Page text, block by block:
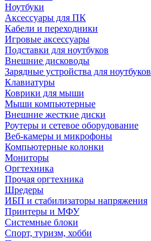
Ноутбуки
Аксессуары для ПК
Кабели и переходники
Игровые аксессуары
Подставки для ноутбуков
Внешние дисководы
Зарядные устройства для ноутбуков
Клавиатуры
Коврики для мыши
Мыши компьютерные
Внешние жесткие диски
Роутеры и сетевое оборудование
Веб-камеры и микрофоны
Компьютерные колонки
Мониторы
Оргтехника
Прочая оргтехника
Шредеры
ИБП и стабилизаторы напряжения
Принтеры и МФУ
Системные блоки
Спорт, туризм, хобби